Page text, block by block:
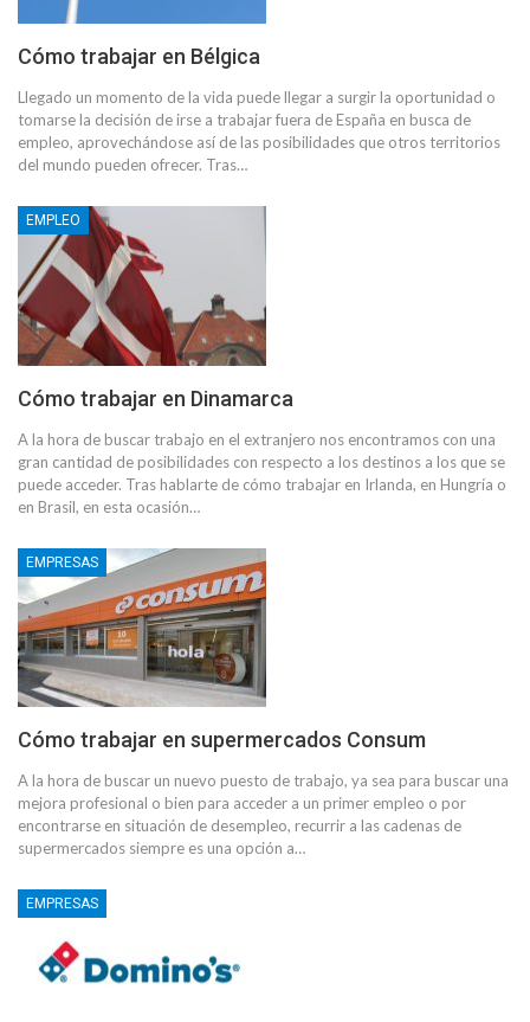
Cómo trabajar en Bélgica
Llegado un momento de la vida puede llegar a surgir la oportunidad o
tomarse la decisión de irse a trabajar fuera de España en busca de
empleo, aprovechándose así de las posibilidades que otros territorios
del mundo pueden ofrecer. Tras…
EMPLEO
Cómo trabajar en Dinamarca
A la hora de buscar trabajo en el extranjero nos encontramos con una
gran cantidad de posibilidades con respecto a los destinos a los que se
puede acceder. Tras hablarte de cómo trabajar en Irlanda, en Hungría o
en Brasil, en esta ocasión…
EMPRESAS
Cómo trabajar en supermercados Consum
A la hora de buscar un nuevo puesto de trabajo, ya sea para buscar una
mejora profesional o bien para acceder a un primer empleo o por
encontrarse en situación de desempleo, recurrir a las cadenas de
supermercados siempre es una opción a…
EMPRESAS